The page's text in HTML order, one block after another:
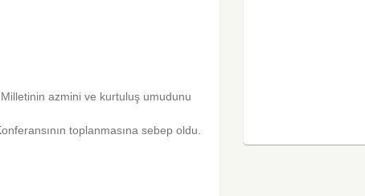
azmini ve kurtuluş umudunu
top­lanmasına sebep oldu.